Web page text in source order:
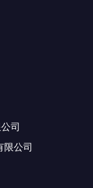
司
限公司